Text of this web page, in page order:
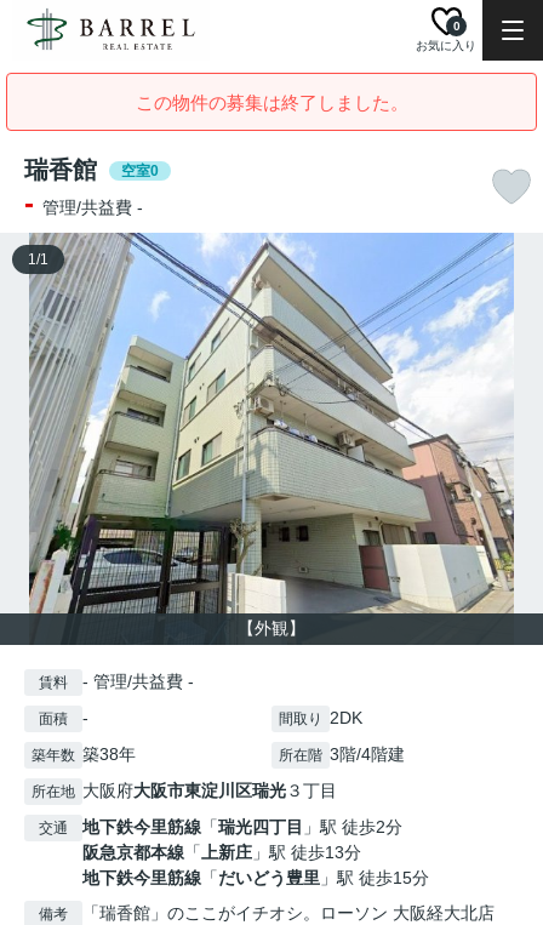
お気に入り
0
この物件の募集は終了しました。
瑞香館 空室0
- 管理/共益費 -
【外観】
1/1
賃料 - 管理/共益費 -
面積 - 間取り 2DK
築年数 築38年 所在階 3階/4階建
所在地 大阪府大阪市東淀川区瑞光３丁目
交通 地下鉄今里筋線 「瑞光四丁目 」駅 徒歩2分
阪急京都本線 「上新庄 」駅 徒歩13分
地下鉄今里筋線 「だいどう豊里 」駅 徒歩15分
備考
「瑞香館」のここがイチオシ。ローソン 大阪経大北店